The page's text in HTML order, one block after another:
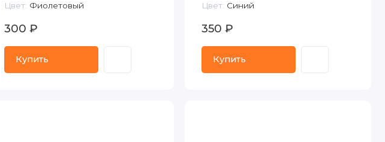
Цвет: Фиолетовый
300 ₽
Купить
Цвет: Синий
350 ₽
Купить